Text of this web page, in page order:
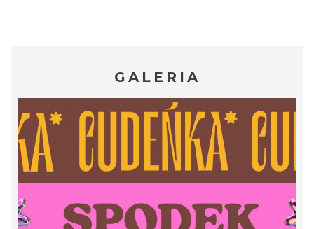
Silesia Memoriał Kamili Skolimowskiej
Chorzów
2026-08-23
3.99 km
GALERIA